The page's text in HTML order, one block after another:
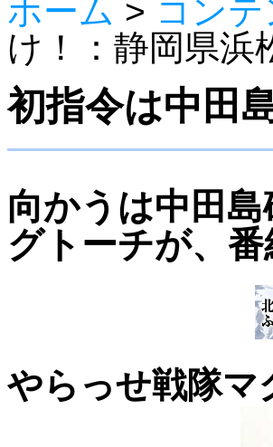
ホーム > コン
け！：静岡県浜
初指令は中田
向かうは中田
グトーチが、
やらっせ戦隊マ